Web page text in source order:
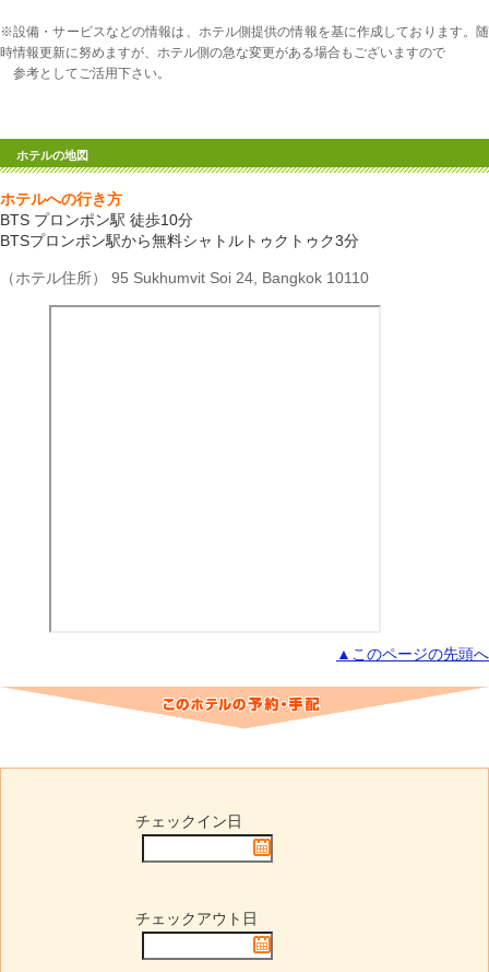
※設備・サービスなどの情報は、ホテル側提供の情報を基に作成しております。随
時情報更新に努めますが、ホテル側の急な変更がある場合もございますので
参考としてご活用下さい。
ホテルの地図
ホテルへの行き方
BTS プロンポン駅 徒歩10分
BTSプロンポン駅から無料シャトルトゥクトゥク3分
（ホテル住所） 95 Sukhumvit Soi 24, Bangkok 10110
▲このページの先頭へ
チェックイン日
チェックアウト日